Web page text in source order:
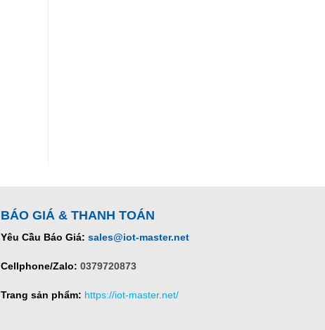
BÁO GIÁ & THANH TOÁN
Yêu Cầu Báo Giá: sales@iot-master.net
Cellphone/Zalo: 0379720873
Trang sản phẩm: https://iot-master.net/